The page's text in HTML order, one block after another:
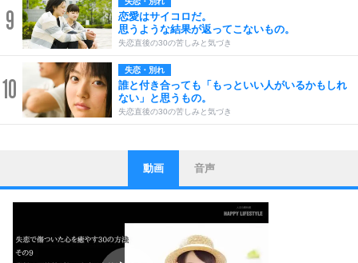
9
恋愛はサイコロだ。
思うような結果が返ってこないもの。
失恋直後の30の苦しみと気づき
10
失恋・別れ
誰と付き合っても「もっといい人がいるかもしれ
ない」と思うもの。
失恋直後の30の苦しみと気づき
1
ストレス対策
他人と比べない。
いっそのこと、他人を見ない。
いらいらしない人になる30の方法
動画 音声